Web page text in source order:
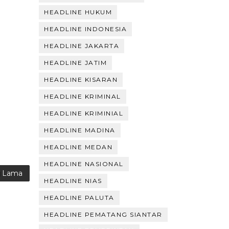
Lama
HEADLINE HUKUM
HEADLINE INDONESIA
HEADLINE JAKARTA
HEADLINE JATIM
HEADLINE KISARAN
HEADLINE KRIMINAL
HEADLINE KRIMINIAL
HEADLINE MADINA
HEADLINE MEDAN
HEADLINE NASIONAL
HEADLINE NIAS
HEADLINE PALUTA
HEADLINE PEMATANG SIANTAR